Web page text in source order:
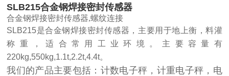
SLB215合金钢焊接密封传感器
合金钢焊接密封传感器,螺纹连接
SLB215是合金钢焊接密封传感器，主要用于地上衡，料灌
称重，适合常用工业环境。主要容量有
220kg,550kg,1.1t,2.2t,4.4t。
我们的产品主要包括：计数电子秤，计重电子秤，电